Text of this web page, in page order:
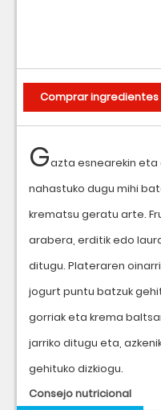
Gazta esnearekin eta
nahastuko dugu mihi
krematsu geratu arte.
arabera, erditik edo
ditugu. Plateraren
jogurt puntu batzuk
gorriak eta krema
jarriko ditugu eta,
gehituko dizkiogu.
Consejo nutricional
Comprar ingredientes